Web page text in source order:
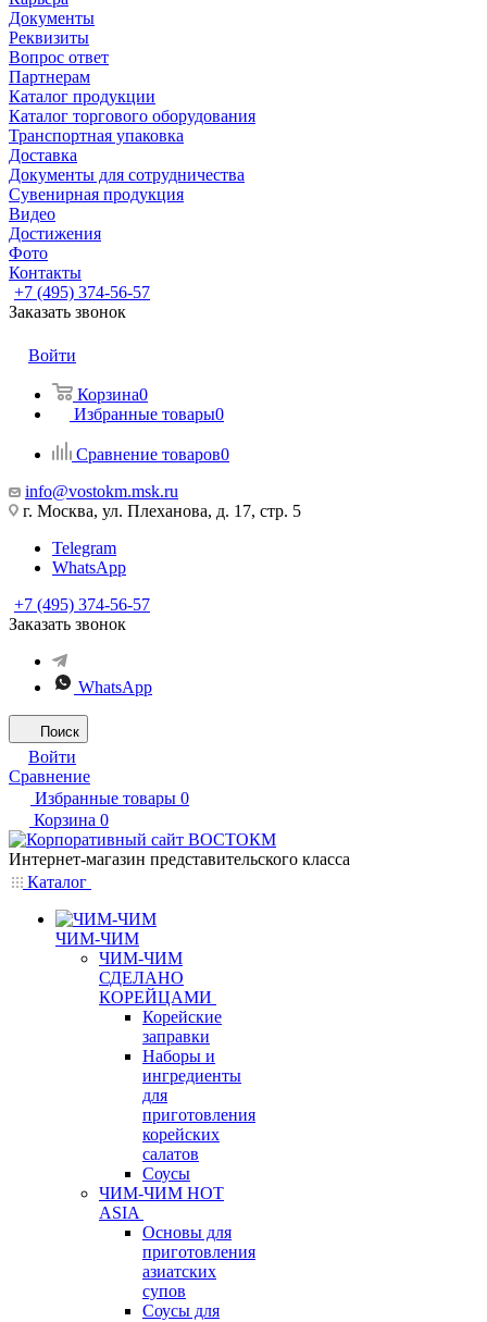
Документы
Реквизиты
Вопрос ответ
Партнерам
Каталог продукции
Каталог торгового оборудования
Транспортная упаковка
Доставка
Документы для сотрудничества
Сувенирная продукция
Видео
Достижения
Фото
Контакты
+7 (495) 374-56-57
Заказать звонок
Войти
Корзина0
Избранные товары0
Сравнение товаров0
info@vostokm.msk.ru
г. Москва, ул. Плеханова, д. 17, стр. 5
Telegram
WhatsApp
+7 (495) 374-56-57
Заказать звонок
WhatsApp
Поиск
Войти
Сравнение
Избранные товары 0
Корзина 0
Интернет-магазин представительского класса
Каталог
ЧИМ-ЧИМ
ЧИМ-ЧИМ
СДЕЛАНО
КОРЕЙЦАМИ
Корейские
заправки
Наборы и
ингредиенты
для
приготовления
корейских
салатов
Соусы
ЧИМ-ЧИМ HOT
ASIA
Основы для
приготовления
азиатских
супов
Соусы для